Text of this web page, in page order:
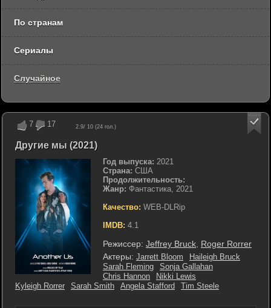
7 17 2.9/ 10 (24 гол.)
Другие мы (2021)
Год выпуска: 2021
Страна: США
Продолжительность:
Жанр: Фантастика, 2021
Качество: WEB-DLRip
IMDB: 4.1
Режиссер: Jeffrey Bruck Roger Rorrer
Актеры: Jarrett Bloom
Haileigh Bruck
Sarah Fleming
Sonja Gallahan
Chris Hannon
Nikki Lewis
Kyleigh Rorrer
Sarah Smith Angela Stafford Tim Steele
По странам
Сериалы
Случайное